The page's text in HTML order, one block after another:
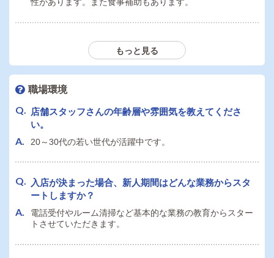
や時間などの勤務条件はありますか？
送迎ドライバーは自家用車の持ち込み必須ですか？社
送迎ドライバーで自家用車を使用した場合、ガソリン
代支給などの持ち込み手当はありますか？
当店、現状ではドライバー業務はありません
社員寮は即日入居可能でしょうか？個人寮・ルームシ
ェアなど可能な範囲で教えてください。
寮は用意しておりません。
シフトについて質問です。休日のとり方や平均勤務時
間を教えてください。
アルバイトの場合は希望シフト制です。レギュラー勤務の
通勤交通費の支給はありますか？金額の上限等ありま
したら教えてください。
自宅の最寄り駅から出勤退勤時・勤務で使用した交通費は
もっと見る
職場環境
店舗スタッフさんの年齢層や雰囲気を教えてくださ
い。
20～30代の若い世代が活躍中です。
入店が決まった場合、新人期間はどんな業務からスタ
ートしますか？
電話受付やルーム清掃など基本的な業務の教育からスター
トさせていただきます。